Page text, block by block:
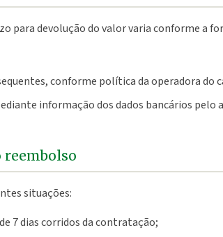
para devolução do valor varia conforme a
conforme política da operadora do
informação dos dados bancários pelo
reembolso
situações:
7 dias corridos da contratação;